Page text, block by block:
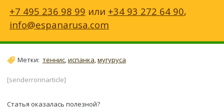
+7 495 236 98 99 или +34 93 272 64 90,
info@espanarusa.com
Метки: теннис,испанка,мугуруса
[senderrorinarticle]
Статья оказалась полезной?